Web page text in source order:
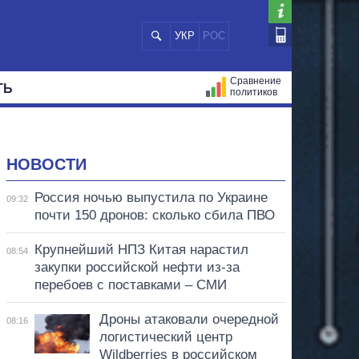
УКР РОС
Сравнение
политиков
НОВОСТИ
09:32
Россия ночью выпустила по Украине
почти 150 дронов: сколько сбила ПВО
08:54
Крупнейший НПЗ Китая нарастил
закупки российской нефти из-за
перебоев с поставками – СМИ
08:16
Дроны атаковали очередной
логистический центр
Wildberries в российском